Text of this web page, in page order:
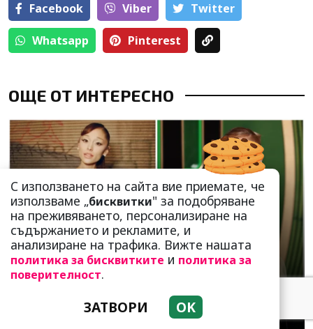
Facebook Viber Тwitter
Whatsapp Pinterest
ОЩЕ ОТ ИНТЕРЕСНО
Не можа да издържи на напрежението:
Ариана Гранде се оттегля от светлината на
прожекторите
С използването на сайта вие приемате, че
използваме „бисквитки" за подобряване
на преживяването, персонализиране на
съдържанието и рекламите, и
анализиране на трафика. Вижте нашата
политика за бисквитките и политика за
поверителност.
ЗАТВОРИ OK